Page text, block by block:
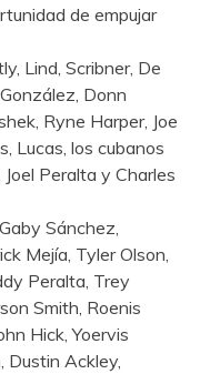
de empujar
Lind, Scribner, De
Donn
Ryne Harper, Joe
Lucas, los cubanos
Peralta y Charles
Sánchez,
Mejía, Tyler Olson,
Peralta, Trey
Smith, Roenis
Hick, Yoervis
Dustin Ackley,